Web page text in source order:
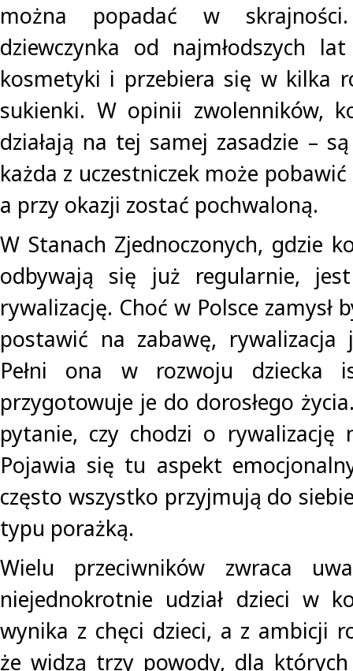
można popadać w
dziewczynka od najmłodszych
kosmetyki i przebiera się w kilka
sukienki. W opinii zwolenników,
działają na tej samej zasadzie –
każda z uczestniczek może
a przy okazji zostać pochwaloną.
W Stanach Zjednoczonych, gdzie
odbywają się już regularnie,
rywalizację. Choć w Polsce zamysł
postawić na zabawę, rywalizacja
Pełni ona w rozwoju dziecka
przygotowuje je do dorosłego
pytanie, czy chodzi o rywalizację
Pojawia się tu aspekt
często wszystko przyjmują do
typu porażką.
Wielu przeciwników zwraca
niejednokrotnie udział dzieci w
wynika z chęci dzieci, a z ambicji
że widzą trzy powody, dla